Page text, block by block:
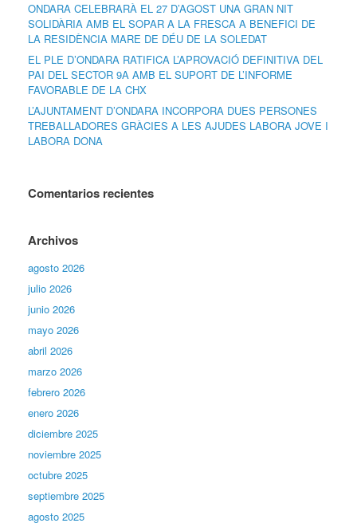
ONDARA CELEBRARÀ EL 27 D’AGOST UNA GRAN NIT
SOLIDÀRIA AMB EL SOPAR A LA FRESCA A BENEFICI DE
LA RESIDÈNCIA MARE DE DÉU DE LA SOLEDAT
EL PLE D’ONDARA RATIFICA L’APROVACIÓ DEFINITIVA DEL
PAI DEL SECTOR 9A AMB EL SUPORT DE L’INFORME
FAVORABLE DE LA CHX
L’AJUNTAMENT D’ONDARA INCORPORA DUES PERSONES
TREBALLADORES GRÀCIES A LES AJUDES LABORA JOVE I
LABORA DONA
Comentarios recientes
Archivos
agosto 2026
julio 2026
junio 2026
mayo 2026
abril 2026
marzo 2026
febrero 2026
enero 2026
diciembre 2025
noviembre 2025
octubre 2025
septiembre 2025
agosto 2025